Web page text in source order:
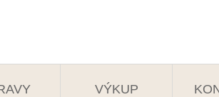
VÝKUP